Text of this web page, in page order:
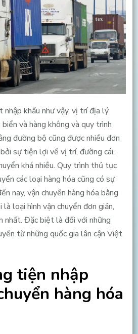
nhập khẩu như vậy, vị trí địa lý
và hàng không và quy trình
đường bộ cũng được nhiều đơn
sự tiện lợi về vị trí, đường cái,
khá nhiều. Quy trình thủ tục
các loại hàng hóa cũng có sự
nay, vận chuyển hàng hóa bằng
loại hình vận chuyển đơn giản,
nhất. Đặc biệt là đối với những
từ những quốc gia lân cận Việt
tiện nhập
hàng hóa